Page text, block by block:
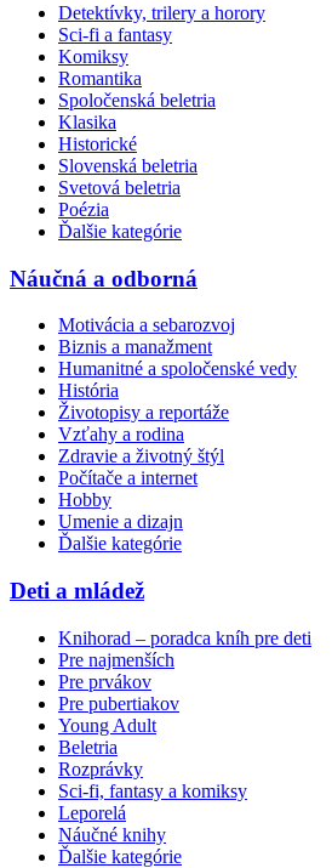
Detektívky, trilery a horory
Sci-fi a fantasy
Komiksy
Romantika
Spoločenská beletria
Klasika
Historické
Slovenská beletria
Svetová beletria
Poézia
Ďalšie kategórie
Náučná a odborná
Motivácia a sebarozvoj
Biznis a manažment
Humanitné a spoločenské vedy
História
Životopisy a reportáže
Vzťahy a rodina
Zdravie a životný štýl
Počítače a internet
Hobby
Umenie a dizajn
Ďalšie kategórie
Deti a mládež
Knihorad – poradca kníh pre deti
Pre najmenších
Pre prvákov
Pre pubertiakov
Young Adult
Beletria
Rozprávky
Sci-fi, fantasy a komiksy
Leporelá
Náučné knihy
Ďalšie kategórie